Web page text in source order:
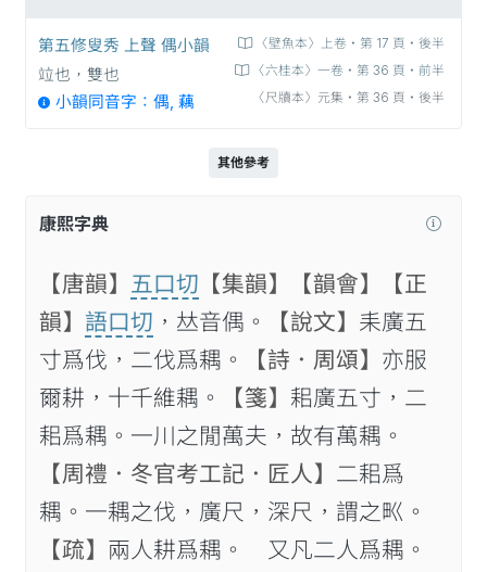
〈壁魚本〉上卷‧第 17 頁‧後半
〈六桂本〉一卷‧第 36 頁‧前半
〈尺牘本〉元集‧第 36 頁‧後半
第五修叟秀 上聲 偶小韻
竝也，雙也
小韻同音字：偶, 藕
其他參考
康熙字典
【唐韻】 五口切 【集韻】 【韻會】
【正
韻】 語口切 ，𠀤音偶。 【說文】 耒廣五
寸爲伐，二伐爲耦。
【詩．周頌】 亦服
爾耕，十千維耦。
【箋】 耜廣五寸，二
耜爲耦。一川之閒萬夫，故有萬耦。
【周禮．冬官考工記．匠人】 二耜爲
耦。一耦之伐，廣尺，深尺，謂之𤰕。
【疏】 兩人耕爲耦。 又凡二人爲耦。